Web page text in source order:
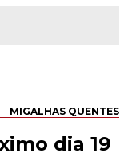
MIGALHAS QUENTES
dia 19